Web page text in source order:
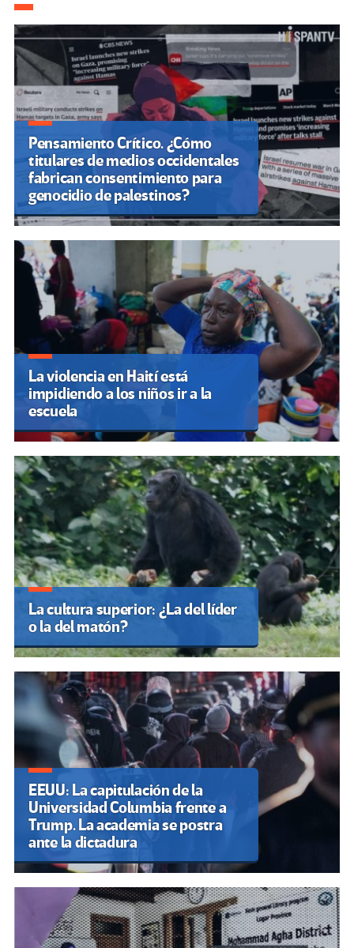
de
entradas
Pensamiento Crítico. ¿Cómo
titulares de medios occidentales
fabrican consentimiento para
genocidio de palestinos?
La violencia en Haití está
impidiendo a los niños ir a la
escuela
La cultura superior: ¿La del líder
o la del matón?
EEUU: La capitulación de la
Universidad Columbia frente a
Trump. La academia se postra
ante la dictadura